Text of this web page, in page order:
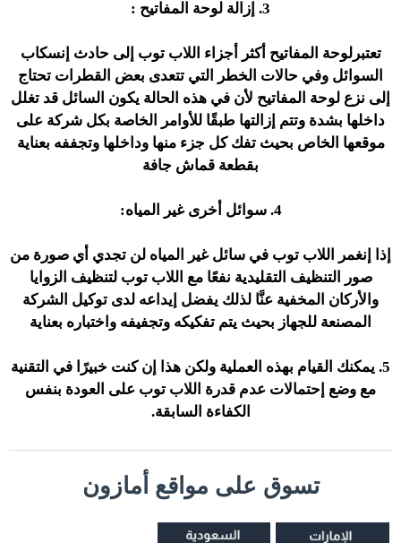
3. إزالة لوحة المفاتيح :
تعتبرلوحة المفاتيح أكثر أجزاء اللاب توب إلى حادث إنسكاب
السوائل وفي حالات الخطر التي تتعدى بعض القطرات تحتاج
إلى نزع لوحة المفاتيح لأن في هذه الحالة يكون السائل قد تغلل
داخلها بشدة وتتم إزالتها طبقًا للأوامر الخاصة بكل شركة على
موقعها الخاص بحيث تفك كل جزء منها وداخلها وتجففه بعناية
بقطعة قماش جافة
4. سوائل أخرى غير المياه:
إذا إنغمر اللاب توب في سائل غير المياه لن تجدي أي صورة من
صور التنظيف التقليدية نفعًا مع اللاب توب لتنظيف الزوايا
والأركان المخفية عنَّا لذلك يفضل إيداعه لدى توكيل الشركة
المصنعة للجهاز بحيث يتم تفكيكه وتجفيفه واختباره بعناية
5. يمكنك القيام بهذه العملية
ولكن هذا إن كنت خبيرًا في التقنية
مع وضع إحتمالات عدم قدرة اللاب توب على العودة بنفس
الكفاءة السابقة.
تسوق على مواقع أمازون